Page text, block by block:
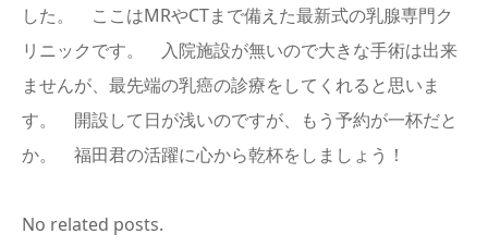
した。 ここはMRやCTまで備えた最新式の乳腺専門ク
リニックです。 入院施設が無いので大きな手術は出来
ませんが、最先端の乳癌の診療をしてくれると思いま
す。 開設して日が浅いのですが、もう予約が一杯だと
か。 福田君の活躍に心から乾杯をしましょう！
No related posts.